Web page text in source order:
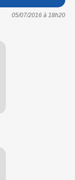
05/07/2016 à 18h20